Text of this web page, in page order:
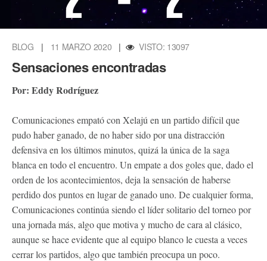
BLOG | 11 MARZO 2020 | VISTO: 13097
Sensaciones encontradas
Por: Eddy Rodríguez
Comunicaciones empató con Xelajú en un partido difícil que
pudo haber ganado, de no haber sido por una distracción
defensiva en los últimos minutos, quizá la única de la saga
blanca en todo el encuentro. Un empate a dos goles que, dado el
orden de los acontecimientos, deja la sensación de haberse
perdido dos puntos en lugar de ganado uno. De cualquier forma,
Comunicaciones continúa siendo el líder solitario del torneo por
una jornada más, algo que motiva y mucho de cara al clásico,
aunque se hace evidente que al equipo blanco le cuesta a veces
cerrar los partidos, algo que también preocupa un poco.